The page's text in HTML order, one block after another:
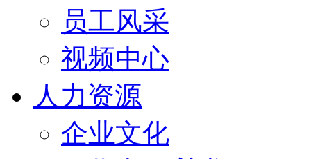
员工风采
视频中心
人力资源
企业文化